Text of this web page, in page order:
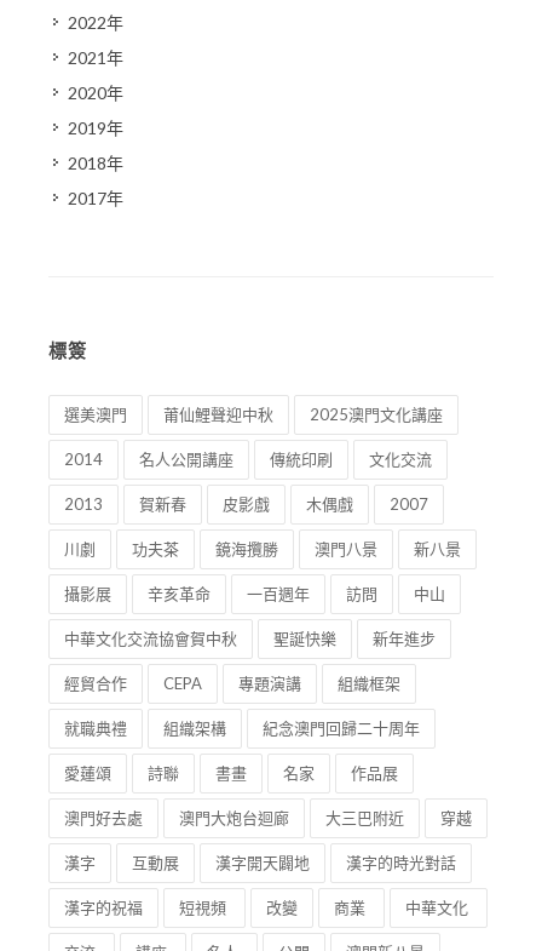
2022年
2021年
2020年
2019年
2018年
2017年
標簽
選美澳門 莆仙鯉聲迎中秋 2025澳門文化講座
2014 名人公開講座 傳統印刷 文化交流
2013 賀新春 皮影戲 木偶戲 2007
川劇 功夫茶 鏡海攬勝 澳門八景 新八景
攝影展 辛亥革命 一百週年 訪問 中山
中華文化交流協會賀中秋 聖誕快樂 新年進步
經貿合作 CEPA 專題演講 組織框架
就職典禮 組織架構 紀念澳門回歸二十周年
愛蓮頌 詩聯 書畫 名家 作品展
澳門好去處 澳門大炮台迴廊 大三巴附近 穿越
漢字 互動展 漢字開天闢地 漢字的時光對話
漢字的祝福 短視頻 改變 商業 中華文化